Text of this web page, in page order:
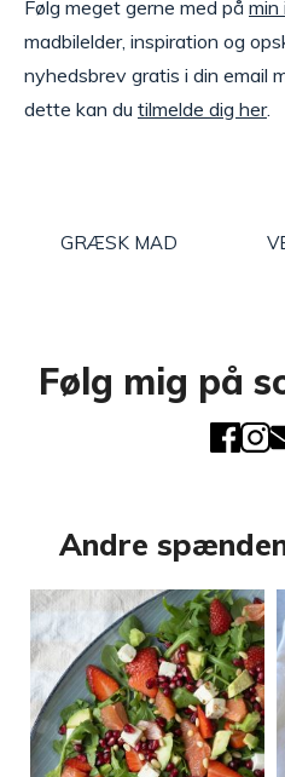
Følg meget gerne med på min
madbilelder, inspiration og
nyhedsbrev gratis i din email
dette kan du tilmelde dig her.
GRÆSK MAD
Følg mig på
Andre